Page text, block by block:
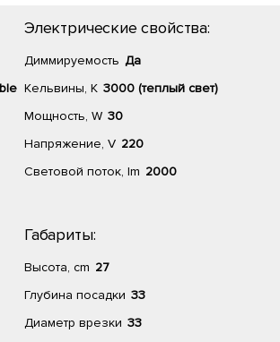
Электрические свойства:
Диммируемость Да
Кельвины, К 3000 (теплый свет)
Мощность, W 30
Напряжение, V 220
Световой поток, lm 2000
Габариты:
Высота, cm 27
Глубина посадки 33
Диаметр врезки 33